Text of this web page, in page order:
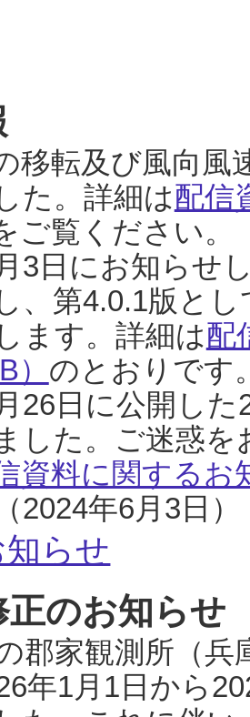
移転及び風向風
た。詳細は配信
ご覧ください。
3日にお知らせ
、第4.0.1版と
ます。詳細は配
のとおりです
26日に公開し
した。ご迷惑
資料に関するお
2024年6月3日）
らせ
正のお知らせ
郡家観測所（
年1月1日から